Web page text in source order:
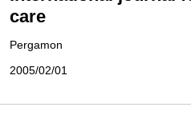
care
Pergamon
2005/02/01